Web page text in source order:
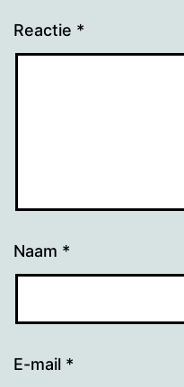
Reactie *
Naam *
E-mail *